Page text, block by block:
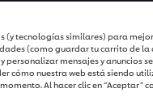
(y tecnologías similares) para
(como guardar tu carrito de
mensajes y anuncios
cómo nuestra web está siendo
Al hacer clic en “Aceptar”